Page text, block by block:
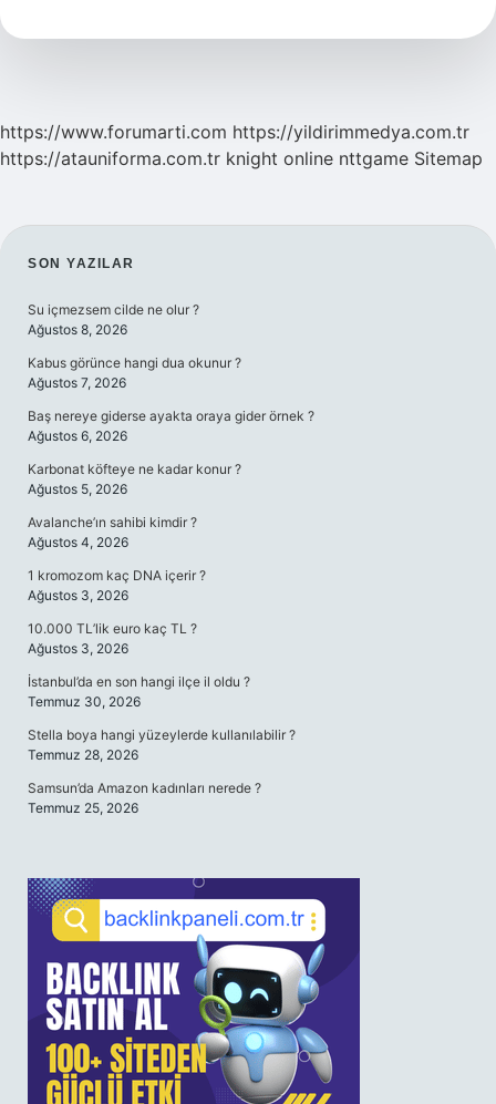
Eliyle
https://www.forumarti.com https://yildirimmedya.com.tr
https://atauniforma.com.tr knight online nttgame Sitemap
SIDEBAR
SON YAZILAR
Su içmezsem cilde ne olur ?
Ağustos 8, 2026
Kabus görünce hangi dua okunur ?
Ağustos 7, 2026
Baş nereye giderse ayakta oraya gider örnek ?
Ağustos 6, 2026
Karbonat köfteye ne kadar konur ?
Ağustos 5, 2026
Avalanche’ın sahibi kimdir ?
Ağustos 4, 2026
1 kromozom kaç DNA içerir ?
Ağustos 3, 2026
10.000 TL’lik euro kaç TL ?
Ağustos 3, 2026
İstanbul’da en son hangi ilçe il oldu ?
Temmuz 30, 2026
Stella boya hangi yüzeylerde kullanılabilir ?
Temmuz 28, 2026
Samsun’da Amazon kadınları nerede ?
Temmuz 25, 2026